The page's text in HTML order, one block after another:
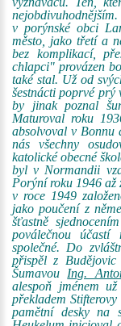
v porýnské obci
město, jako třetí a
bez komplikací,
chlapci" provázen
také stal. Už od
šestnácti poprvé prý
by jinak poznal
Maturoval roku
absolvoval v Bonnu
nás všechny
katolické obecné
byl v Normandii
Porýní roku 1946 až
v roce 1949
jako poučení z
šťastně
poválečnou
společné. Do
přispěl z
Šumavou Ing.
alespoň jménem
překladem
pamětní desky na